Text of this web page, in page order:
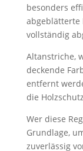
besonders
abgeblätterte
vollständig
Altanstriche,
deckende
entfernt
die
Wer diese
Grundlage,
zuverlässig